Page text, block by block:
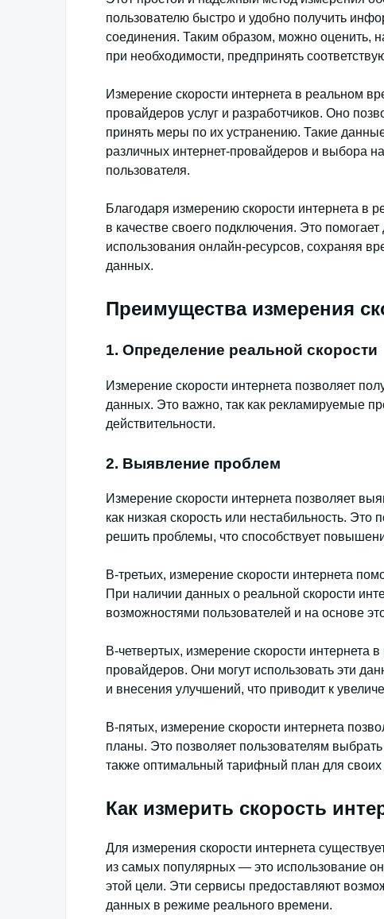
пользователю быстро и удобно получить
соединения. Таким образом, можно оценить,
при необходимости, предпринять
Измерение скорости интернета в реальном
провайдеров услуг и разработчиков. Оно
принять меры по их устранению. Такие
различных интернет-провайдеров и выбора
пользователя.
Благодаря измерению скорости интернета в
в качестве своего подключения. Это
использования онлайн-ресурсов, сохраняя
данных.
Преимущества измерения
1. Определение реальной скорости
Измерение скорости интернета позволяет
данных. Это важно, так как рекламируемые
действительности.
2. Выявление проблем
Измерение скорости интернета позволяет
как низкая скорость или нестабильность.
решить проблемы, что способствует
В-третьих, измерение скорости интернета
При наличии данных о реальной скорости
возможностями пользователей и на основе
В-четвертых, измерение скорости
провайдеров. Они могут использовать эти
и внесения улучшений, что приводит к
В-пятых, измерение скорости интернета
планы. Это позволяет пользователям
также оптимальный тарифный план для своих
Как измерить скорость
Для измерения скорости интернета
из самых популярных — это использование
этой цели. Эти сервисы предоставляют
данных в режиме реального времени.